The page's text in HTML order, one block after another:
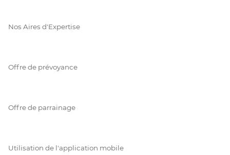
Nos Aires d'Expertise
Offre de prévoyance
Offre de parrainage
Utilisation de l'application mobile